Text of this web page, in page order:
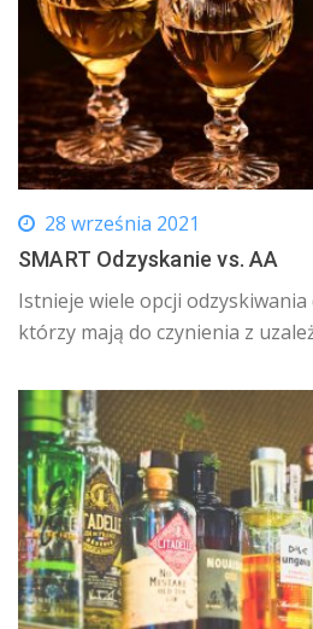
28 września 2021
SMART Odzyskanie vs. AA
Istnieje wiele opcji
którzy mają do czynienia z